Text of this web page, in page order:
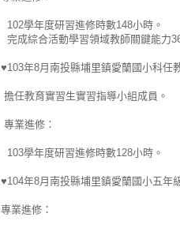
102學年度研習進修時數148小時。
完成綜合活動學習領域教師關鍵能力
♥103年8月南投縣埔里鎮愛蘭國小科任
擔任教育實習生實習指導小組成員。
專業進修：
103學年度研習進修時數128小時。
♥104年8月南投縣埔里鎮愛蘭國小五年
專業進修：